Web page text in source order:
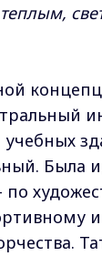
Была
по
и